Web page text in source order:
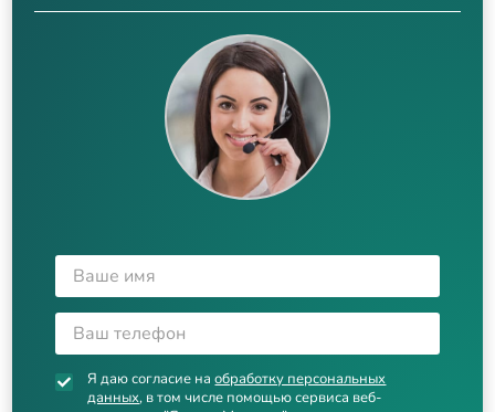
Я даю согласие наобработку персональных
данных, в том числе помощью сервиса веб-